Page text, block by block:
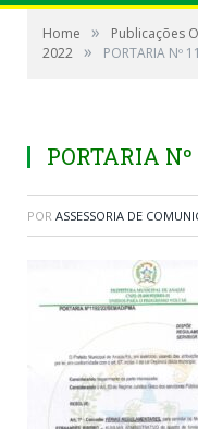
Home » Publicações
2022 » PORTARIA Nº
PORTARIA Nº
POR ASSESSORIA DE